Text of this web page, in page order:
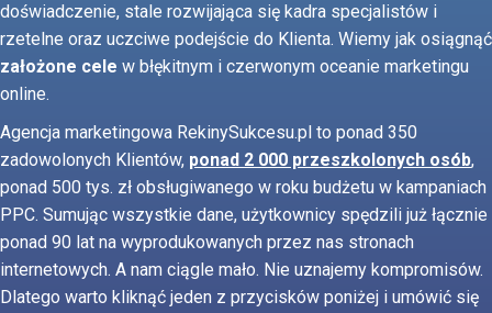
doświadczenie, stale rozwijająca się kadra specjalistów i
rzetelne oraz uczciwe podejście do Klienta. Wiemy jak osiągnąć
założone cele w błękitnym i czerwonym oceanie marketingu
online.
Agencja marketingowa RekinySukcesu.pl to ponad 350
zadowolonych Klientów, ponad 2 000 przeszkolonych osób,
ponad 500 tys. zł obsługiwanego w roku budżetu w kampaniach
PPC. Sumując wszystkie dane, użytkownicy spędzili już łącznie
ponad 90 lat na wyprodukowanych przez nas stronach
internetowych. A nam ciągle mało. Nie uznajemy kompromisów.
Dlatego warto kliknąć jeden z przycisków poniżej i umówić się